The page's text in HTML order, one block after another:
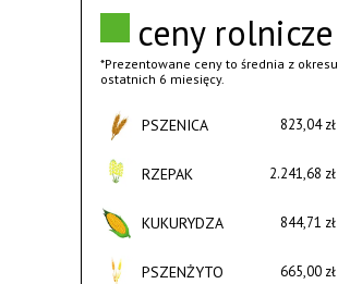
ceny rolnicze
*Prezentowane ceny to średnia z okresu
ostatnich 6 miesięcy.
PSZENICA 823,04 zł
RZEPAK 2.241,68 zł
KUKURYDZA 844,71 zł
PSZENŻYTO 665,00 zł